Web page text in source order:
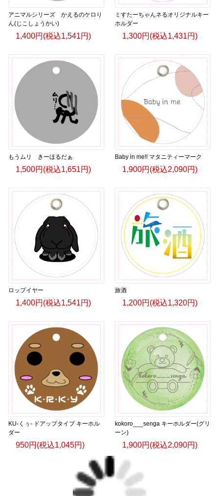
アニマルシリーズ かえるのケロり
ん(じこしょうかい)
1,400円(税込1,541円)
ミすたーちゃんネるオリジナルキー
ホルダー
1,300円(税込1,431円)
もうムリ きーほるだぁ
1,500円(税込1,651円)
Baby in me!! マタニティーマーク
1,900円(税込2,090円)
ロップイヤー
1,400円(税込1,541円)
旅酒
1,200円(税込1,320円)
KU-くぅ- ドアップタイプ キーホル
ダー
950円(税込1,045円)
kokoro___senga キーホルダー(グリ
ーン)
1,900円(税込2,090円)